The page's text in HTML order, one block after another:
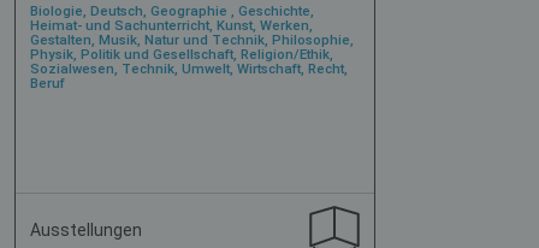
Biologie, Deutsch, Geographie , Geschichte,
Heimat- und Sachunterricht, Kunst, Werken,
Gestalten, Musik, Natur und Technik, Philosophie,
Physik, Politik und Gesellschaft, Religion/Ethik,
Sozialwesen, Technik, Umwelt, Wirtschaft, Recht,
Beruf
Ausstellungen